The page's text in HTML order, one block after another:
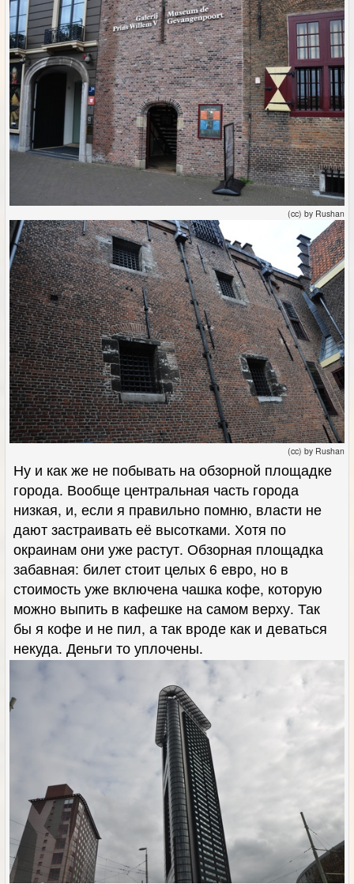
(cc) by Rushan
(cc) by Rushan
Ну и как же не побывать на обзорной площадке
города. Вообще центральная часть города
низкая, и, если я правильно помню, власти не
дают застраивать её высотками. Хотя по
окраинам они уже растут. Обзорная площадка
забавная: билет стоит целых 6 евро, но в
стоимость уже включена чашка кофе, которую
можно выпить в кафешке на самом верху. Так
бы я кофе и не пил, а так вроде как и деваться
некуда. Деньги то уплочены.